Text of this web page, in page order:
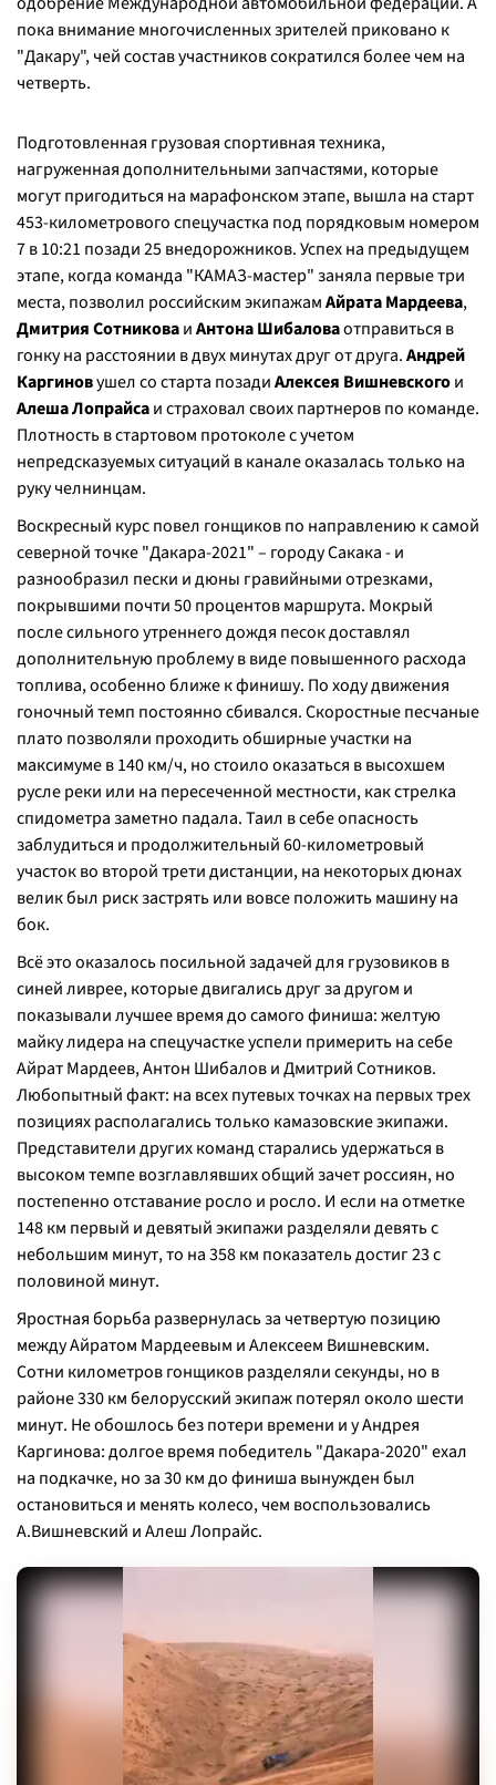
пока внимание многочисленных зрителей приковано к
"Дакару", чей состав участников сократился более чем на
четверть.
Подготовленная грузовая спортивная техника,
нагруженная дополнительными запчастями, которые
могут пригодиться на марафонском этапе, вышла на старт
453-километрового спецучастка под порядковым номером
7 в 10:21 позади 25 внедорожников. Успех на предыдущем
этапе, когда команда "КАМАЗ-мастер" заняла первые три
места, позволил российским экипажамАйрата Мардеева,
Дмитрия СотниковаиАнтона Шибаловаотправиться в
гонку на расстоянии в двух минутах друг от друга.Андрей
Каргиновушел со старта позадиАлексея Вишневскогои
Алеша Лопрайсаи страховал своих партнеров по команде.
Плотность в стартовом протоколе с учетом
непредсказуемых ситуаций в канале оказалась только на
руку челнинцам.
Воскресный курс повел гонщиков по направлению к самой
северной точке "Дакара-2021" – городу Сакака - и
разнообразил пески и дюны гравийными отрезками,
покрывшими почти 50 процентов маршрута. Мокрый
после сильного утреннего дождя песок доставлял
дополнительную проблему в виде повышенного расхода
топлива, особенно ближе к финишу. По ходу движения
гоночный темп постоянно сбивался. Скоростные песчаные
плато позволяли проходить обширные участки на
максимуме в 140 км/ч, но стоило оказаться в высохшем
русле реки или на пересеченной местности, как стрелка
спидометра заметно падала. Таил в себе опасность
заблудиться и продолжительный 60-километровый
участок во второй трети дистанции, на некоторых дюнах
велик был риск застрять или вовсе положить машину на
бок.
Всё это оказалось посильной задачей для грузовиков в
синей ливрее, которые двигались друг за другом и
показывали лучшее время до самого финиша: желтую
майку лидера на спецучастке успели примерить на себе
Айрат Мардеев, Антон Шибалов и Дмитрий Сотников.
Любопытный факт: на всех путевых точках на первых трех
позициях располагались только камазовские экипажи.
Представители других команд старались удержаться в
высоком темпе возглавлявших общий зачет россиян, но
постепенно отставание росло и росло. И если на отметке
148 км первый и девятый экипажи разделяли девять с
небольшим минут, то на 358 км показатель достиг 23 с
половиной минут.
Яростная борьба развернулась за четвертую позицию
между Айратом Мардеевым и Алексеем Вишневским.
Сотни километров гонщиков разделяли секунды, но в
районе 330 км белорусский экипаж потерял около шести
минут. Не обошлось без потери времени и у Андрея
Каргинова: долгое время победитель "Дакара-2020" ехал
на подкачке, но за 30 км до финиша вынужден был
остановиться и менять колесо, чем воспользовались
А.Вишневский и Алеш Лопрайс.